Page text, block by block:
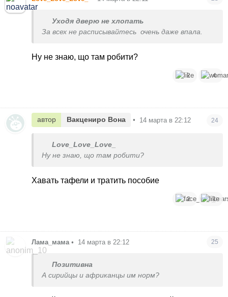
Уходя дверю не хлопать
За всех не расписывайтесь очень даже впала.
Ну не знаю, що там робити?
2 4
автор Вакцениро Вона • 14 марта в 22:12 24
Love_Love_Love_
Ну не знаю, що там робити?
Хавать тафели и тратить пособие
2 1
Лама_мама • 14 марта в 22:12 25
Позитивна
А сирийцы и африканцы им норм?